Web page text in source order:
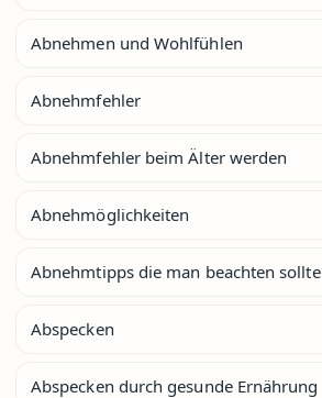
Abnehmen und Wohlfühlen
Abnehmfehler
Abnehmfehler beim Älter werden
Abnehmöglichkeiten
Abnehmtipps die man beachten sollte
Abspecken
Abspecken durch gesunde Ernährung